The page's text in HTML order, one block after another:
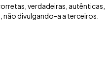
verdadeiras, autênticas,
não divulgando-a a terceiros.